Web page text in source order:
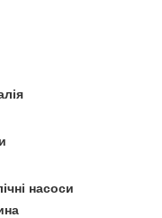
насоси